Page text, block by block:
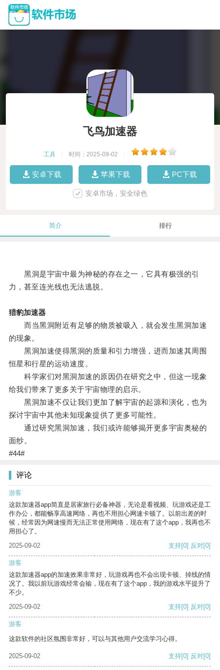
飞鸟加速器
工具 时间：2025-09-02
安卓下载 苹果下载 PC下载
安卓市场，安全绿色
简介 排行
黑洞是宇宙中最为神秘的存在之一，它具有极强的引
力，甚至连光线也无法逃脱。
猎豹加速器
而当黑洞附近有足够的物质被吸入，就会发生黑洞加速
的现象。
黑洞加速使得黑洞的质量和引力增强，进而加速其周围
恒星和行星的运动速度。
科学家们对黑洞加速的原因仍在研究之中，但这一现象
给我们带来了更多关于宇宙物理的启示。
黑洞加速不仅让我们更加了解宇宙的起源和演化，也为
探讨宇宙中其他未知现象提供了更多可能性。
通过研究黑洞加速，我们或许能够揭开更多宇宙奥秘的
面纱。
#44#
评论
游客
这款加速器app简直是居家旅行必备神器，无论是看视频、玩游戏还是工
作办公，都能畅享高速网络，再也不用担心网速卡顿了。以前出差的时
候，经常因为网速慢而无法正常使用网络，现在有了这个app，我再也不
用担心了。
2025-09-02
支持[0] 反对[0]
游客
这款加速器app的加速效果非常好，玩游戏再也不会出现卡顿、掉线的情
况了。我以前玩游戏经常会输，现在有了这个app，我的游戏水平提升了
不少。
2025-09-02
支持[0] 反对[0]
游客
这款软件的社区氛围非常好，可以与其他用户交流学习心得。
2025-09-02 支持[0] 反对[0]